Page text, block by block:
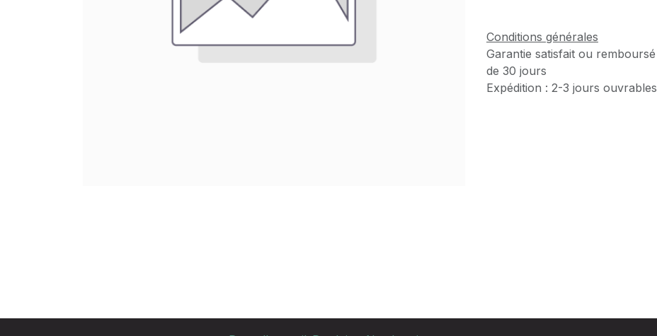
Conditions générales
Garantie satisfait ou remboursé
de 30 jours
Expédition : 2-3 jours ouvrables